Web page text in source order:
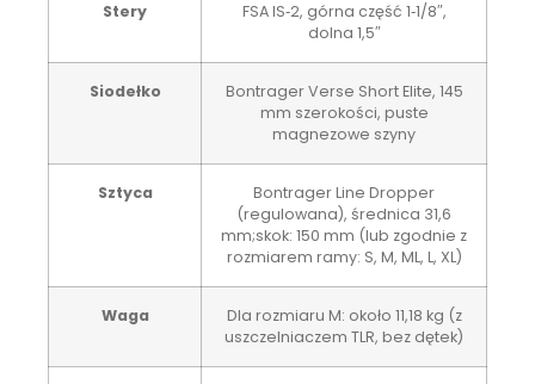
Stery
FSA IS‑2, górna część 1‑1/8″,
dolna 1,5″
Siodełko
Bontrager Verse Short Elite, 145
mm szerokości, puste
magnezowe szyny
Sztyca
Bontrager Line Dropper
(regulowana), średnica 31,6
mm;skok: 150 mm (lub zgodnie z
rozmiarem ramy: S, M, ML, L, XL)
Waga
Dla rozmiaru M: około 11,18 kg (z
uszczelniaczem TLR, bez dętek)